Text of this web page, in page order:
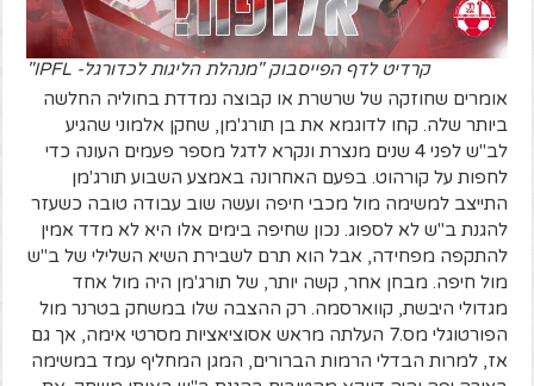
קרדיט לדף הפייסבוק "מנהלת הליגות לכדורגל- IPFL"
אומרים שחוזקה של שרשרת או קבוצה נמדדת בחוליה החלשה
ביותר שלה. קחו לדוגמא את בן תורג'מן, שחקן אלמוני שהגיע
לב"ש לפני 4 שנים מנצרת ונקרא לדגל מספר פעמים העונה כדי
לחפות על קורהוט. בפעם האחרונה באמצע השבוע תורג'מן
התייצב למשימה מול מכבי חיפה ועשה שוב עבודה טובה כשעזר
להגנת ב"ש לא לספוג. נכון שחיפה בימים אלו היא לא מדד אמין
להתקפה מפחידה, אבל הוא תרם לשבירת השיא השלילי של ב"ש
מול חיפה. מבחן אחר, קשה יותר, של תורג'מן היה מול אחד
מגדולי היבשת, קווארסמה. רק ההצבה שלו במשחק בטרנר מול
הפורטוגלי מס.7 העלתה מראש אסוציאציות מסרטי אימה, אך גם
אז, למרות הבדלי הרמות הברורים, המגן המחליף עמד במשימה